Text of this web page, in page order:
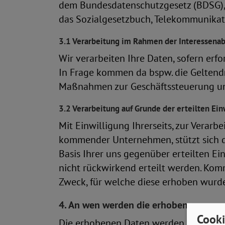
dem Bundesdatenschutzgesetz
das Sozialgesetzbuch,
3.1 Verarbeitung im Rahmen der
Wir verarbeiten Ihre Daten, sofern
In Frage kommen da bspw. die
Maßnahmen zur Geschäftssteuerung
3.2 Verarbeitung auf Grunde der erteilten
Mit Einwilligung Ihrerseits, zur
kommender Unternehmen, stützt
Basis Ihrer uns gegenüber erteilten
nicht rückwirkend erteilt werden.
Zweck, für welche diese erhoben
4. An wen werden die erhobenen